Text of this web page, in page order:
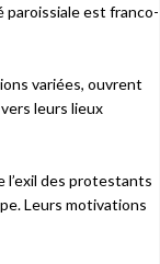
paroissiale est franco-
variées, ouvrent
leurs lieux
l’exil des protestants
Leurs motivations